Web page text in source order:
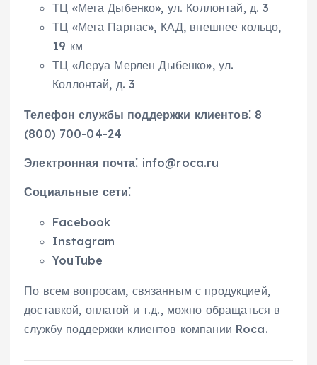
ТЦ «Мега Дыбенко», ул. Коллонтай, д. 3
ТЦ «Мега Парнас», КАД, внешнее кольцо,
19 км
ТЦ «Леруа Мерлен Дыбенко», ул.
Коллонтай, д. 3
Телефон службы поддержки клиентов⁚8
(800) 700-04-24
Электронная почта⁚ info@roca.ru
Социальные сети⁚
Facebook
Instagram
YouTube
По всем вопросам, связанным с продукцией,
доставкой, оплатой и т.д., можно обращаться в
службу поддержки клиентов компании Roca.